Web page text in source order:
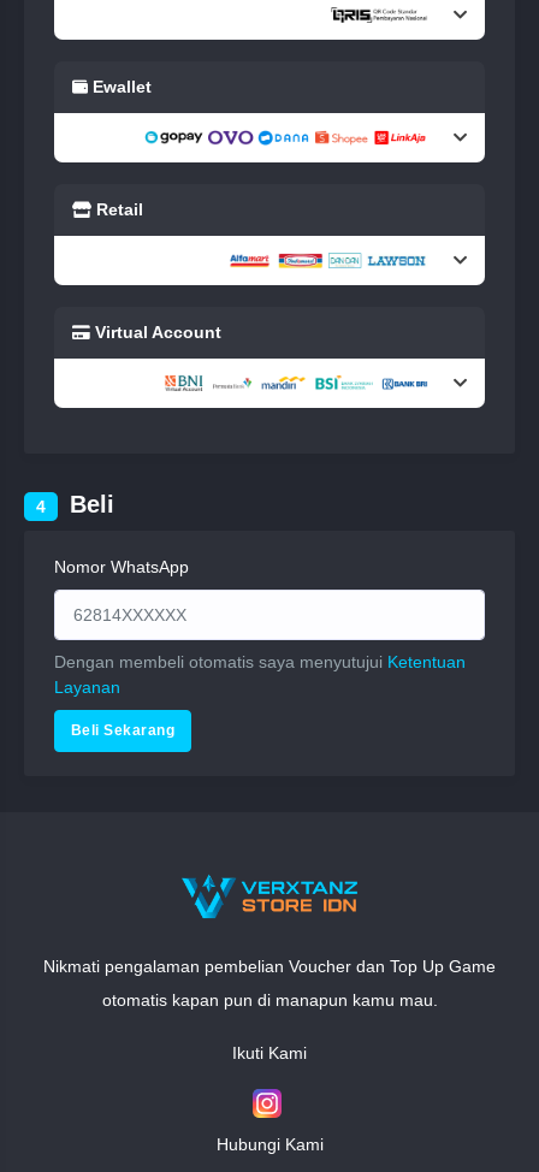
Ewallet
Retail
Virtual Account
4 Beli
Nomor WhatsApp
Dengan membeli otomatis saya menyutujui Ketentuan
Layanan
Nikmati pengalaman pembelian Voucher dan Top Up Game
otomatis kapan pun di manapun kamu mau.
Ikuti Kami
Hubungi Kami